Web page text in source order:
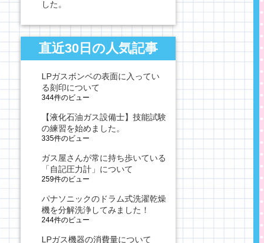
した。
直近30日の人気記事
LPガスボンベの表面に入ってい
る刻印について
344件のビュー
【液化石油ガス設備士】技能試験
の練習を始めました。
335件のビュー
ガス屋さんが常に持ち歩いている
「自記圧力計」について
259件のビュー
パナソニックのドラム式洗濯乾燥
機を分解洗浄してみました！
244件のビュー
LPガス機器の消費量について